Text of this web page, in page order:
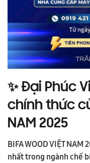
✨ Đại Phúc
chính thức
NAM 2025
BIFA WOOD VIỆT NAM
nhất trong ngành chế